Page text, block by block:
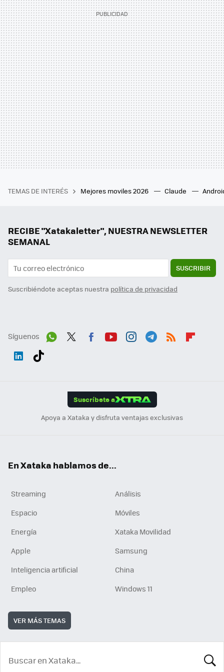
TEMAS DE INTERÉS Mejores moviles 2026 Claude
RECIBE "Xatakaletter", NUESTRA NEWSLETTER
SEMANAL
SUSCRIBIR
Suscribiéndote aceptas nuestra política de privacidad
Síguenos
Suscríbete a
Apoya a Xataka y disfruta ventajas exclusivas
En Xataka hablamos de...
Streaming
Análisis
Espacio
Móviles
Energía
Xataka Movilidad
Apple
Samsung
Inteligencia artificial
China
Empleo
Windows 11
VER MÁS TEMAS